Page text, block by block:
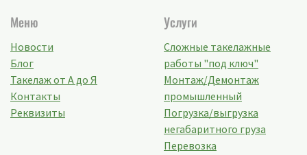
Меню
Новости
Блог
Такелаж от А до Я
Контакты
Реквизиты
Услуги
Сложные такелажные
работы "под ключ"
Монтаж/Демонтаж
промышленный
Погрузка/выгрузка
негабаритного груза
Перевозка